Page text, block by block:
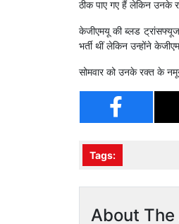
ठीक पाए गए हैं लेकिन उनके
केजीएमयू की ब्लड
भर्ती थीं लेकिन उन्होंने
सोमवार को उनके रक्त के
Tags:
About